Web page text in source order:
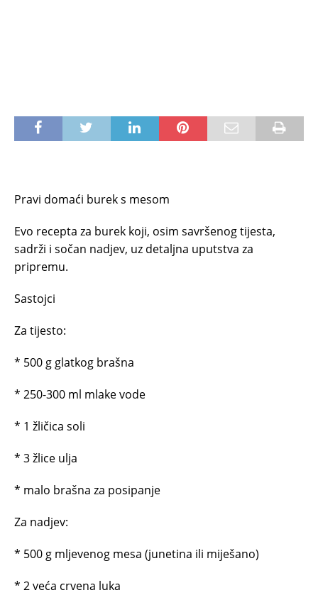
Pravi domaći burek s mesom
Evo recepta za burek koji, osim savršenog tijesta,
sadrži i sočan nadjev, uz detaljna uputstva za
pripremu.
Sastojci
Za tijesto:
* 500 g glatkog brašna
* 250-300 ml mlake vode
* 1 žličica soli
* 3 žlice ulja
* malo brašna za posipanje
Za nadjev:
* 500 g mljevenog mesa (junetina ili miješano)
* 2 veća crvena luka